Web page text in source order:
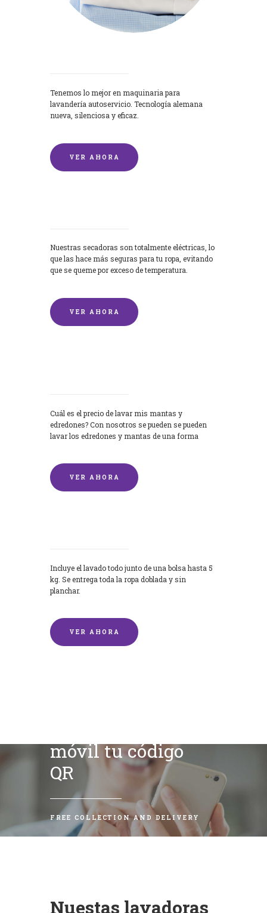
Tenemos lo mejor en maquinaria para
lavandería autoservicio. Tecnología alemana
nueva, silenciosa y eficaz.
VER AHORA
Nuestras secadoras son totalmente eléctricas, lo
que las hace más seguras para tu ropa, evitando
que se queme por exceso de temperatura.
VER AHORA
Cuál es el precio de lavar mis mantas y
edredones? Con nosotros se pueden se pueden
lavar los edredones y mantas de una forma
VER AHORA
Incluye el lavado todo junto de una bolsa hasta 5
kg. Se entrega toda la ropa doblada y sin
planchar.
VER AHORA
móvil tu código
QR
FREE COLLECTION AND DELIVERY
Nuestas lavadoras